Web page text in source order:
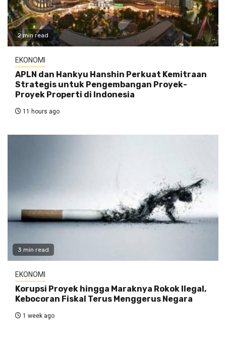
2 min read
EKONOMI
APLN dan Hankyu Hanshin Perkuat Kemitraan
Strategis untuk Pengembangan Proyek-
Proyek Properti di Indonesia
11 hours ago
3 min read
EKONOMI
Korupsi Proyek hingga Maraknya Rokok Ilegal,
Kebocoran Fiskal Terus Menggerus Negara
1 week ago